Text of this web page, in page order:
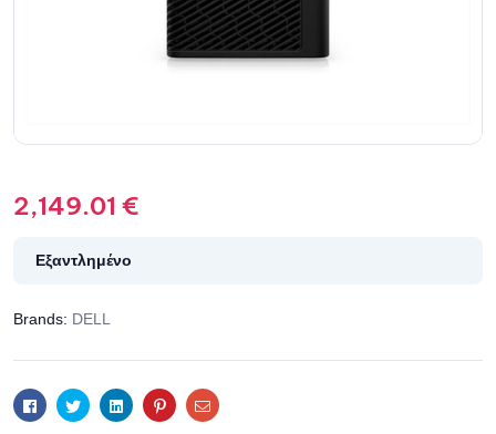
2,149.01 €
Εξαντλημένο
Brands: DELL
FacebookTwitterLinkedinPinterestEmail